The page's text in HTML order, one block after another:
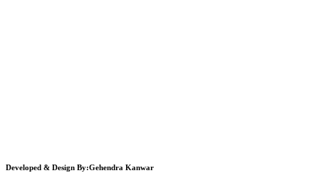
Developed & Design By:Gehendra Kanwar